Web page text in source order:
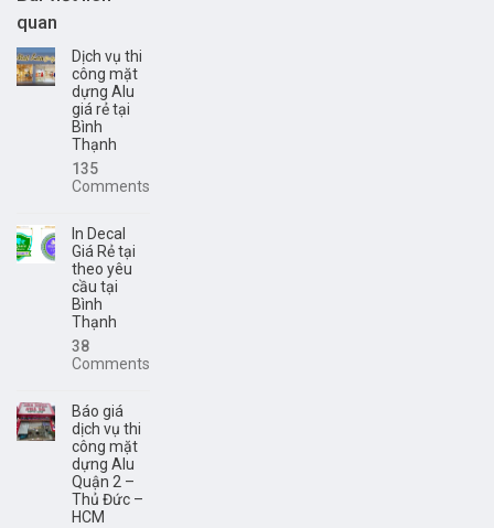
quan
Dịch vụ thi
công mặt
dựng Alu
giá rẻ tại
Bình
Thạnh
135
Comments
In Decal
Giá Rẻ tại
theo yêu
cầu tại
Bình
Thạnh
38
Comments
Báo giá
dịch vụ thi
công mặt
dựng Alu
Quận 2 –
Thủ Đức –
HCM